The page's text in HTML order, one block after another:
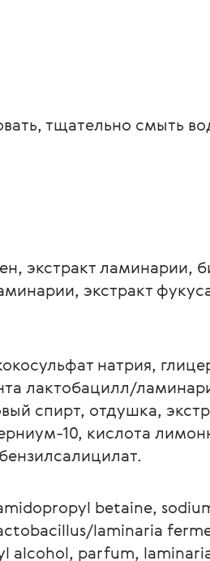
тщательно смыть
экстракт ламинарии,
экстракт
натрия,
лактобацилл/
спирт, отдушка,
10, кислота
betaine,
laminaria
alcohol, parfum,